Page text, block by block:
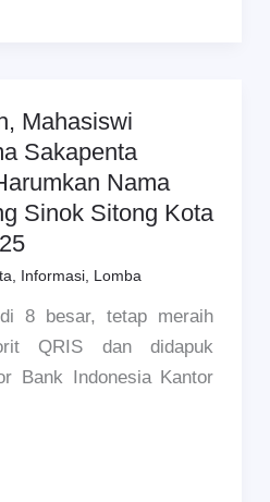
Mahasiswi
Sakapenta
Nama
Sinok Sitong Kota
Informasi, Lomba
8 besar, tetap meraih
QRIS dan didapuk
Bank Indonesia Kantor